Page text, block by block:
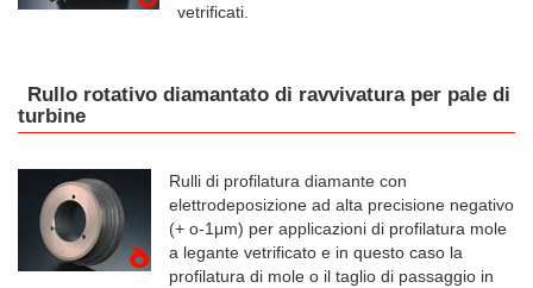
vetrificati.
Rullo rotativo diamantato di ravvivatura per pale di
turbine
Rulli di profilatura diamante con
elettrodeposizione ad alta precisione negativo
(+ o-1μm) per applicazioni di profilatura mole
a legante vetrificato e in questo caso la
profilatura di mole o il taglio di passaggio in